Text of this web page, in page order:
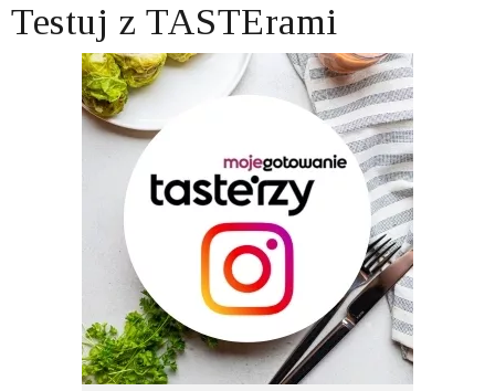
Testuj z TASTErami